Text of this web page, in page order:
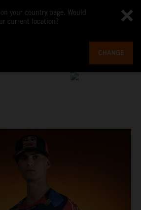
your country page. Would
current location?
CHANGE